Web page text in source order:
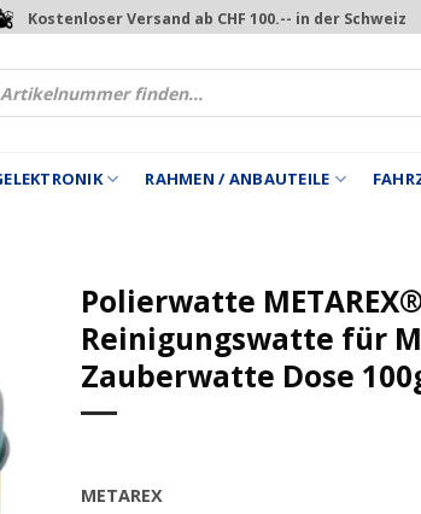
Kostenloser Versand ab CHF 100.-- in der Schweiz
RAHMEN / ANBAUTEILE
Polierwatte METAREX®
Reinigungswatte für
Zauberwatte Dose
METAREX